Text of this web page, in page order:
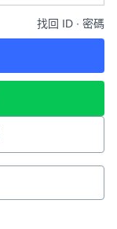
找回 ID ∙ 密碼